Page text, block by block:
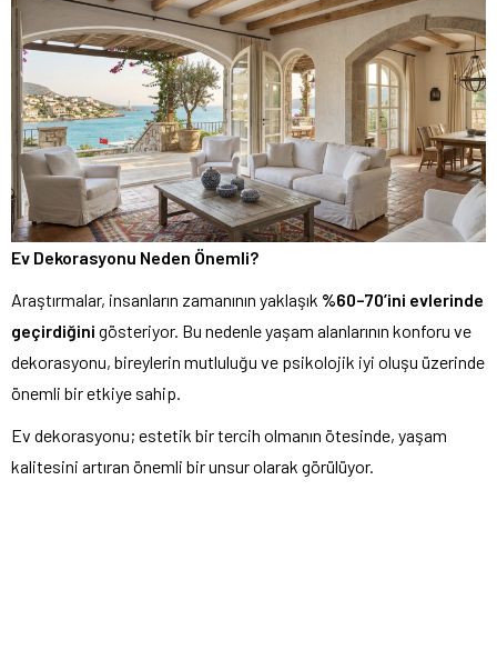
Ev Dekorasyonu Neden Önemli?
Araştırmalar, insanların zamanının yaklaşık %60–70’ini evlerinde
geçirdiğini gösteriyor. Bu nedenle yaşam alanlarının konforu ve
dekorasyonu, bireylerin mutluluğu ve psikolojik iyi oluşu üzerinde
önemli bir etkiye sahip.
Ev dekorasyonu; estetik bir tercih olmanın ötesinde, yaşam
kalitesini artıran önemli bir unsur olarak görülüyor.